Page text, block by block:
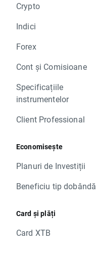
Crypto
Indici
Forex
Cont și Comisioane
Specificațiile
instrumentelor
Client Professional
Economisește
Planuri de Investiții
Beneficiu tip dobândă
Card și plăți
Card XTB